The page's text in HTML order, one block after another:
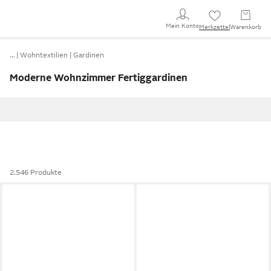
Mein KontoMerkzettel Warenkorb
… Wohntextilien Gardinen
Moderne Wohnzimmer Fertiggardinen
2.546 Produkte